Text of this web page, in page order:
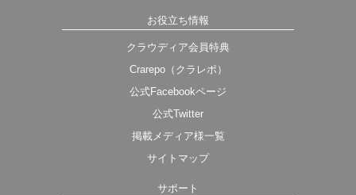
お役立ち情報
クラウディア会員特典
Crarepo（クラレポ）
公式Facebookページ
公式Twitter
掲載メディア様一覧
サイトマップ
サポート